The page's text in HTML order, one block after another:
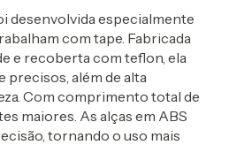
desenvolvida especialmente
com tape. Fabricada
e recoberta com teflon, ela
precisos, além de alta
Com comprimento total de
maiores. As alças em ABS
tornando o uso mais